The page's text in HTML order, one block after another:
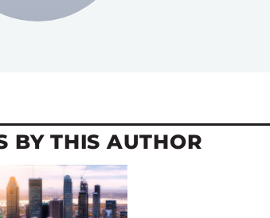
BY THIS AUTHOR